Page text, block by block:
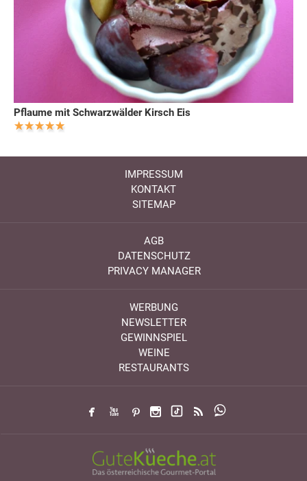
Pflaume mit Schwarzwälder Kirsch Eis
IMPRESSUM
KONTAKT
SITEMAP
AGB
DATENSCHUTZ
PRIVACY MANAGER
WERBUNG
NEWSLETTER
GEWINNSPIEL
WEINE
RESTAURANTS